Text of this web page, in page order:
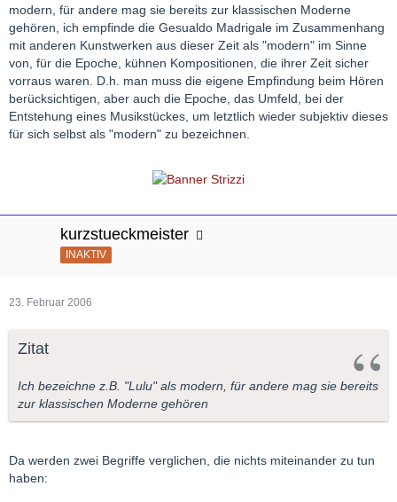
modern, für andere mag sie bereits zur klassischen Moderne
gehören, ich empfinde die Gesualdo Madrigale im Zusammenhang
mit anderen Kunstwerken aus dieser Zeit als "modern" im Sinne
von, für die Epoche, kühnen Kompositionen, die ihrer Zeit sicher
vorraus waren. D.h. man muss die eigene Empfindung beim Hören
berücksichtigen, aber auch die Epoche, das Umfeld, bei der
Entstehung eines Musikstückes, um letztlich wieder subjektiv dieses
für sich selbst als "modern" zu bezeichnen.
kurzstueckmeister
INAKTIV
23. Februar 2006
Zitat
Ich bezeichne z.B. "Lulu" als modern, für andere mag sie bereits
zur klassischen Moderne gehören
Da werden zwei Begriffe verglichen, die nichts miteinander zu tun
haben: